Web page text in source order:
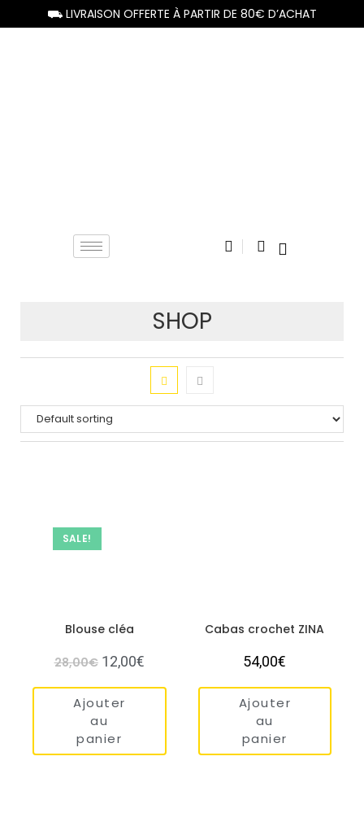
⛟ LIVRAISON OFFERTE À PARTIR DE 80€ D’ACHAT
SHOP
SALE!
Blouse cléa
28,00€ 12,00€
Ajouter
au
panier
Cabas crochet ZINA
54,00€
Ajouter
au
panier